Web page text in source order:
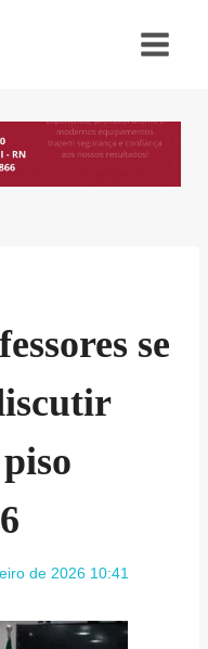
se
de 2026 10:41